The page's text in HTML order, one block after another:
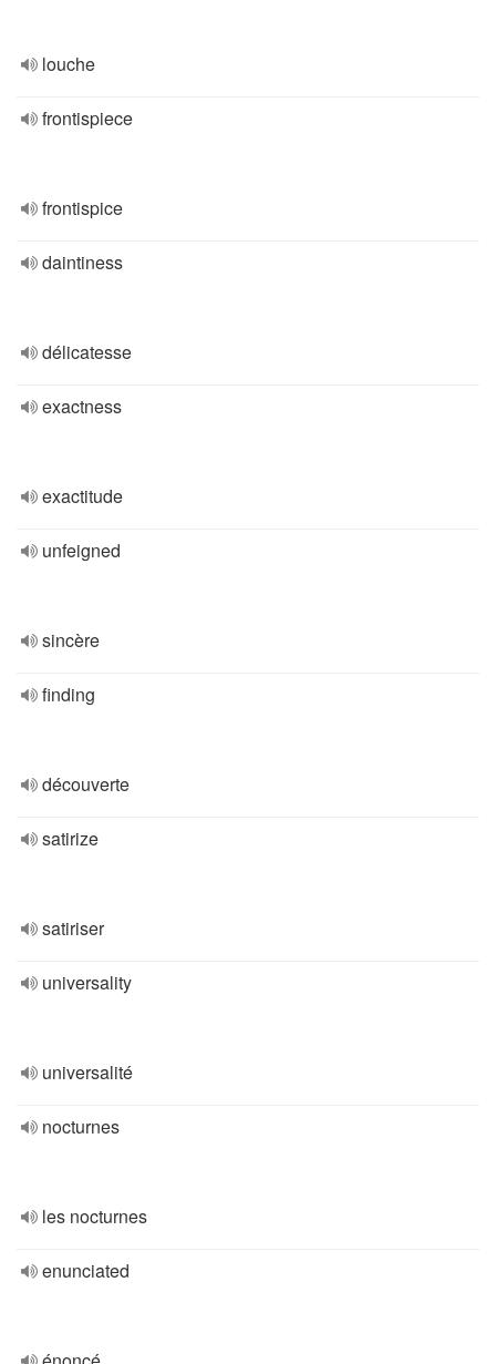
louche
frontispiece
frontispice
daintiness
délicatesse
exactness
exactitude
unfeigned
sincère
finding
découverte
satirize
satiriser
universality
universalité
nocturnes
les nocturnes
enunciated